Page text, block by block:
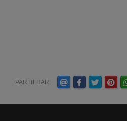
PARTILHAR: